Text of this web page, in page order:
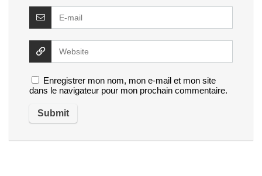
Enregistrer mon nom, mon e-mail et mon site
dans le navigateur pour mon prochain commentaire.